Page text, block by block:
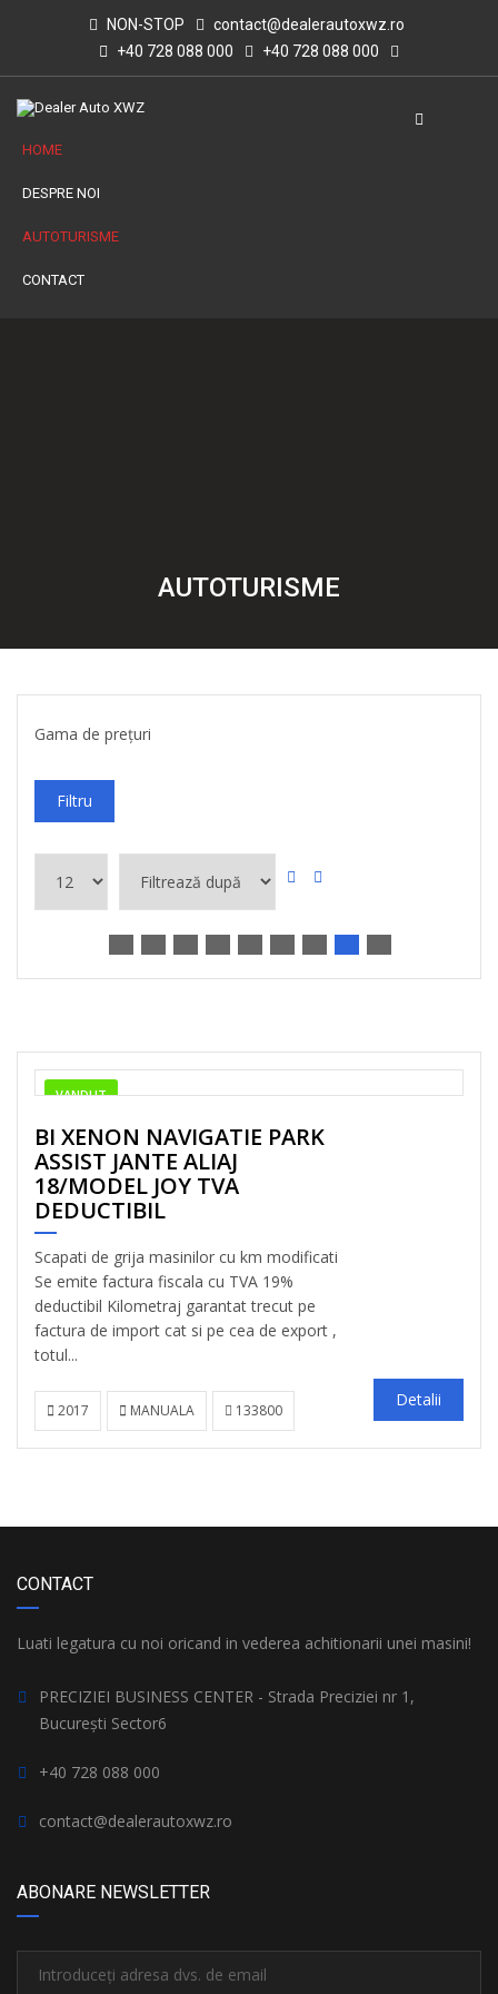
NON-STOP
contact@dealerautoxwz.ro
+40 728 088 000
+40 728 088 000
HOME
DESPRE NOI
AUTOTURISME
CONTACT
AUTOTURISME
Gama de prețuri
Filtru
VANDUT
BI XENON NAVIGATIE PARK
ASSIST JANTE ALIAJ
18/MODEL JOY TVA
DEDUCTIBIL
Scapati de grija masinilor cu km modificati
Se emite factura fiscala cu TVA 19%
deductibil Kilometraj garantat trecut pe
factura de import cat si pe cea de export ,
totul...
Detalii
2017 MANUALA 133800
CONTACT
Luati legatura cu noi oricand in vederea achitionarii unei masini!
PRECIZIEI BUSINESS CENTER - Strada Preciziei nr 1,
București Sector6
+40 728 088 000
contact@dealerautoxwz.ro
ABONARE NEWSLETTER